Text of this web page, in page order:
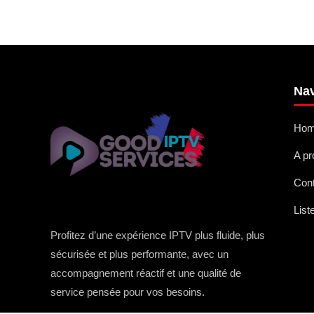
Profitez d’une expérience IPTV plus fluide, plus
sécurisée et plus performante, avec un
accompagnement réactif et une qualité de
service pensée pour vos besoins.
A